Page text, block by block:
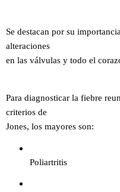
Se destacan por su
alteraciones
en las válvulas y todo el
Para diagnosticar la fiebre
criterios de
Jones, los mayores son:
Poliartritis